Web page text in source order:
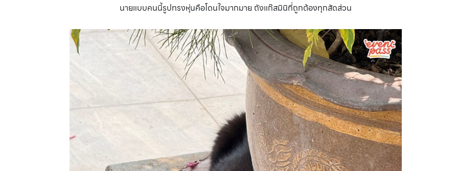
นายแบบคนนี้รูปทรงหุ่นคือโดนใจมากมาย ถังแก๊สมินิที่ถูกต้องทุกสัดส่วน